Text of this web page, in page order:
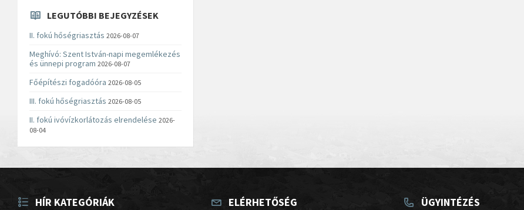
LEGUTÓBBI BEJEGYZÉSEK
II. fokú hőségriasztás 2026-08-07
Meghívó: Szent István-napi megemlékezés
és ünnepi program 2026-08-07
Főépítészi fogadóóra 2026-08-05
III. fokú hőségriasztás 2026-08-05
II. fokú ivóvízkorlátozás elrendelése 2026-
08-04
HÍR KATEGÓRIÁK ELÉRHETŐSÉG ÜGYINTÉZÉS